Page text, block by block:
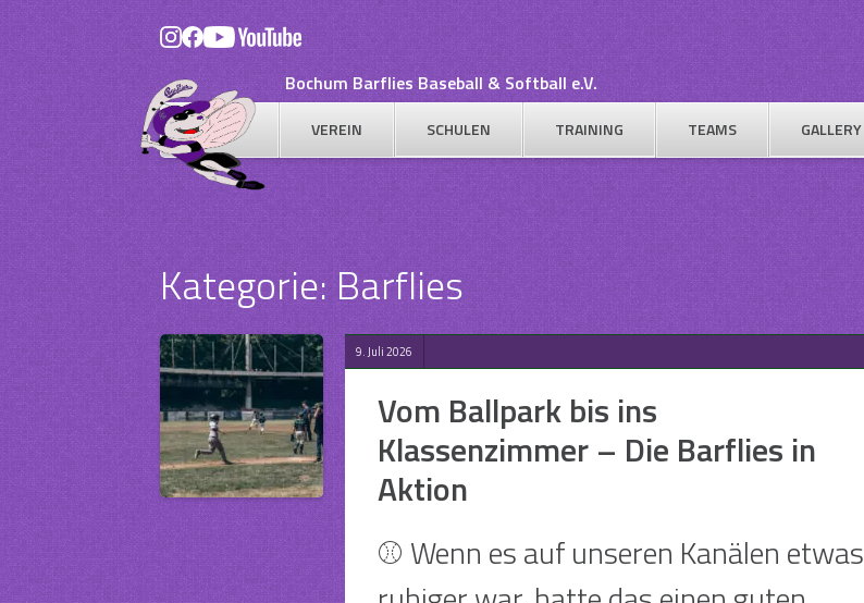
Skip
content
Bochum Barflies Baseball & Softball e.V.
VEREIN SCHULEN TRAINING TEAMS GALLERY
Kategorie:Barflies
9. Juli 2026
Vom Ballpark bis ins
Klassenzimmer – Die Barflies in
Aktion
⚾ Wenn es auf unseren Kanälen etwas